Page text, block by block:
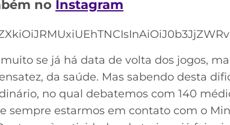
no Instagram
se já há data de volta dos jogos,
da saúde. Mas sabendo desta
no qual debatemos com 140
sempre estarmos em contato com o